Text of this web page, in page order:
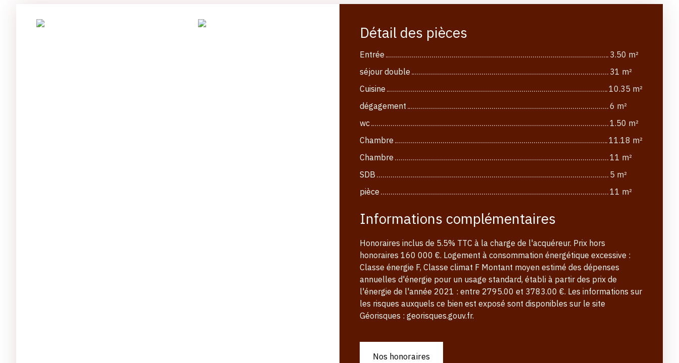
Détail des pièces
Entrée
3.50 m²
séjour double
31 m²
Cuisine
10.35 m²
dégagement
6 m²
wc
1.50 m²
Chambre
11.18 m²
Chambre
11 m²
SDB
5 m²
pièce
11 m²
Informations complémentaires
Honoraires inclus de 5.5% TTC à la charge de l'acquéreur. Prix hors
honoraires 160 000 €. Logement à consommation énergétique excessive :
Classe énergie F, Classe climat F Montant moyen estimé des dépenses
annuelles d'énergie pour un usage standard, établi à partir des prix de
l'énergie de l'année 2021 : entre 2795.00 et 3783.00 €. Les informations sur
les risques auxquels ce bien est exposé sont disponibles sur le site
Géorisques : georisques.gouv.fr.
Nos honoraires